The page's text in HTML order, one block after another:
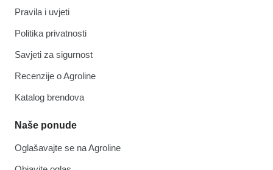
Pravila i uvjeti
Politika privatnosti
Savjeti za sigurnost
Recenzije o Agroline
Katalog brendova
Naše ponude
Oglašavajte se na Agroline